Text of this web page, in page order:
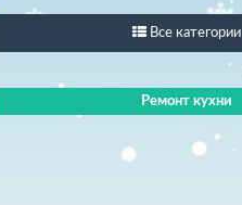
Все категории
Ремонт кухни